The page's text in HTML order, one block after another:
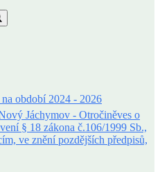
období 2024 - 2026
Jáchymov - Otročiněves o
§ 18 zákona č.106/1999 Sb.,
ve znění pozdějších předpisů,